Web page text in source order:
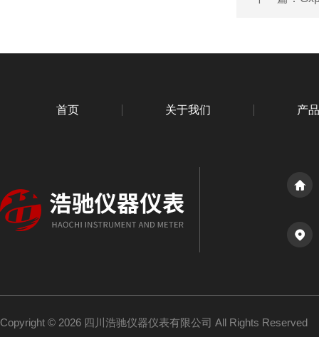
首页 关于我们 产
Copyright © 2026 四川浩驰仪器仪表有限公司 All Rights Reserved